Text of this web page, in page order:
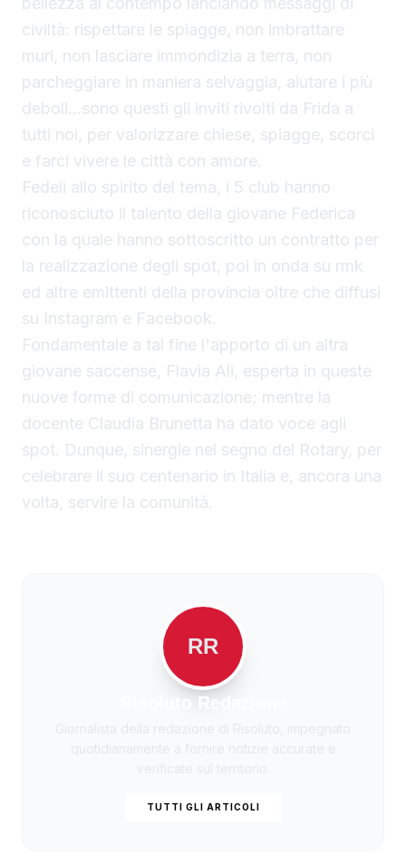
civiltà: rispettare le spiagge, non imbrattare
muri, non lasciare immondizia a terra, non
parcheggiare in maniera selvaggia, aiutare i più
deboli…sono questi gli inviti rivolti da Frida a
tutti noi, per valorizzare chiese, spiagge, scorci
e farci vivere le città con amore.
Fedeli allo spirito del tema, i 5 club hanno
riconosciuto il talento della giovane Federica
con la quale hanno sottoscritto un contratto per
la realizzazione degli spot, poi in onda su rmk
ed altre emittenti della provincia oltre che diffusi
su Instagram e Facebook.
Fondamentale a tal fine l'apporto di un altra
giovane saccense, Flavia Ali, esperta in queste
nuove forme di comunicazione; mentre la
docente Claudia Brunetta ha dato voce agli
spot. Dunque, sinergie nel segno del Rotary, per
celebrare il suo centenario in Italia e, ancora una
volta, servire la comunità.
RR
Risoluto Redazione
TUTTI GLI ARTICOLI